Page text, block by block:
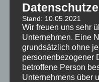
Feuchte Wände – Was
nun?
11. August 2015
In "was gibt es Neues?"
Stand: 10.05.2021
Wir freuen uns sehr
Unternehmen. Eine
grundsätzlich ohne
personenbezogener
betroffene Person
Unternehmens über